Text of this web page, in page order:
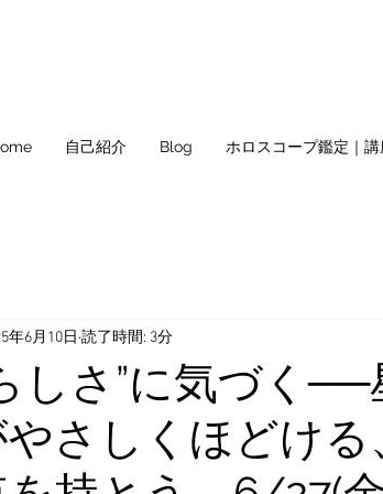
自己紹介 Blog ホロスコープ鑑定｜
しさ”に気づく
さしくほどけ
年6月10日 読了時間: 3分